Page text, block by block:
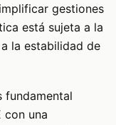
gestiones
está sujeta a la
la estabilidad de
fundamental
con una